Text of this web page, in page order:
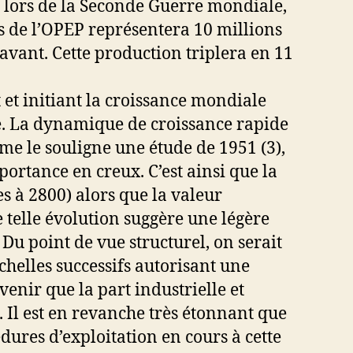
de la Seconde Guerre mondiale,
l’OPEP représentera 10 millions
Cette production triplera en 11
initiant la croissance mondiale
La dynamique de croissance rapide
le souligne une étude de 1951 (3),
en creux. C’est ainsi que la
à 2800) alors que la valeur
évolution suggère une légère
point de vue structurel, on serait
successifs autorisant une
que la part industrielle et
Il est en revanche très étonnant que
d’exploitation en cours à cette